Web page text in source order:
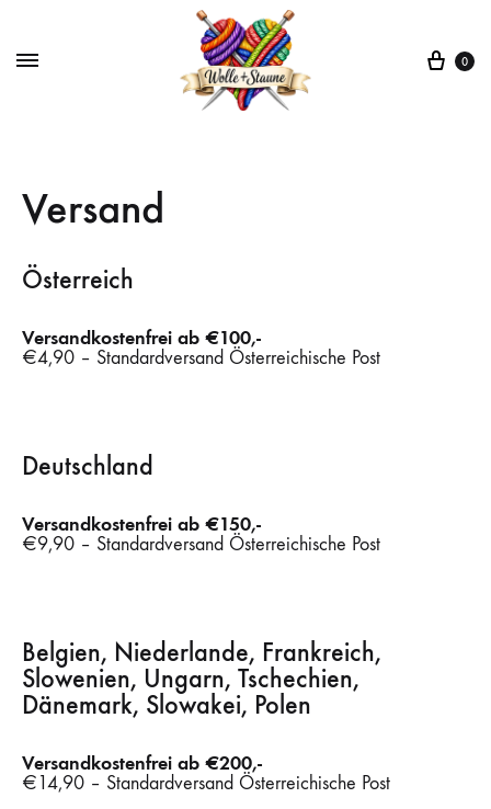
0
Versand
Österreich
Versandkostenfrei ab €100,-
€4,90 – Standardversand Österreichische Post
Deutschland
Versandkostenfrei ab €150,-
€9,90 – Standardversand Österreichische Post
Belgien, Niederlande, Frankreich,
Slowenien, Ungarn, Tschechien,
Dänemark, Slowakei, Polen
Versandkostenfrei ab €200,-
€14,90 – Standardversand Österreichische Post